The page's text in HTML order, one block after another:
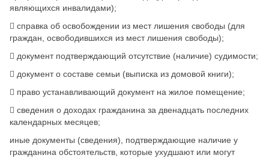
являющихся инвалидами);
​ справка об освобождении из мест лишения свободы (для
граждан, освободившихся из мест лишения свободы);
​ документ подтверждающий отсутствие (наличие) судимости;
​ документ о составе семьи (выписка из домовой книги);
​ право устанавливающий документ на жилое помещение;
​ сведения о доходах гражданина за двенадцать последних
календарных месяцев;
иные документы (сведения), подтверждающие наличие у
гражданина обстоятельств, которые ухудшают или могут